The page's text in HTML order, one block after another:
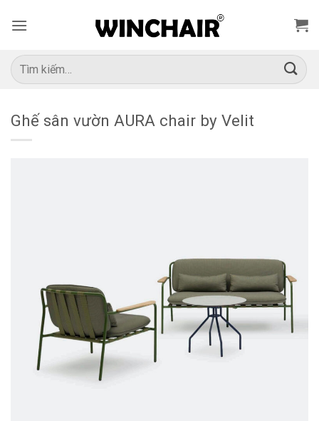
qua
dung
Tìm
kiếm:
Ghế sân vườn AURA chair by Velit